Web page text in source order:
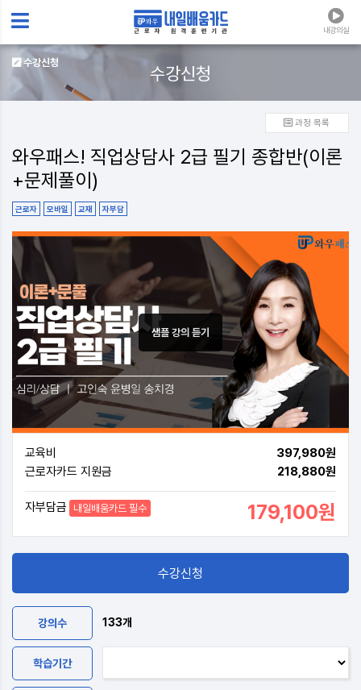
내강의실
수강신청
수강신청
과정 목록
와우패스! 직업상담사 2급 필기 종합반(이론
+문제풀이)
근로자 모바일 교재 자부담
샘플 강의 듣기
교육비
397,980원
근로자카드 지원금
218,880원
자부담금 내일배움카드 필수 179,100원
수강신청
강의수 133개
학습기간